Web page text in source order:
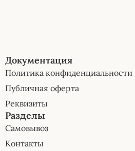
Документация
Политика конфиденциальности
Публичная оферта
Реквизиты
Разделы
Самовывоз
Контакты